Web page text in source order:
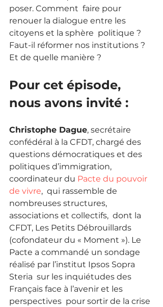
poser. Comment  faire pour
renouer la dialogue entre les
citoyens et la sphère  politique ?
Faut-il réformer nos institutions ?
Et de quelle manière ?
Pour cet épisode,
nous avons invité :
Christophe Dague, secrétaire
confédéral à la CFDT, chargé des
questions démocratiques et des
politiques d’immigration,
coordinateur du Pacte du pouvoir
de vivre,  qui rassemble de
nombreuses structures,
associations et collectifs,  dont la
CFDT, Les Petits Débrouillards
(cofondateur du « Moment »). Le
Pacte a commandé un sondage
réalisé par l’institut Ipsos Sopra
Steria  sur les inquiétudes des
Français face à l’avenir et les
perspectives  pour sortir de la crise